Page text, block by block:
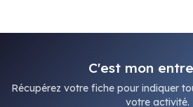
C'est mon
Récupérez votre fiche pour indiquer
votre activité.